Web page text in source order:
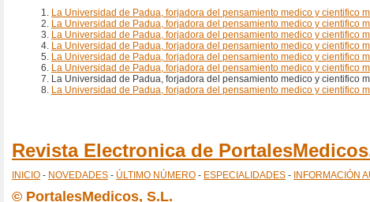
La Universidad de Padua, forjadora del pensamiento medico y cientifico
La Universidad de Padua, forjadora del pensamiento medico y cientifico
La Universidad de Padua, forjadora del pensamiento medico y cientifico
La Universidad de Padua, forjadora del pensamiento medico y cientifico
La Universidad de Padua, forjadora del pensamiento medico y cientifico
La Universidad de Padua, forjadora del pensamiento medico y cientifico
La Universidad de Padua, forjadora del pensamiento medico y cientifico
La Universidad de Padua, forjadora del pensamiento medico y cientifico
Revista Electronica de
INICIO - NOVEDADES - ÚLTIMO NÚMERO - ESPECIALIDADES - INFORMACIÓN
© PortalesMedicos, S.L.